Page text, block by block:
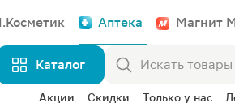
Аптека Магнит
Каталог
Акции Скидки Только у нас